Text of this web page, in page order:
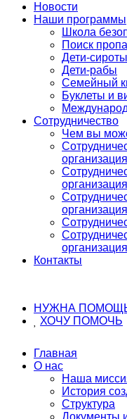
Новости
Наши программы
Школа
Поиск
Дети-сироты
Дети-рабы
Семейный
Буклеты и
Сотрудничество
Чем вы
Контакты
НУЖНА
ХОЧУ ПОМОЧЬ
Главная
О нас
Наша
История
Структура
Документы